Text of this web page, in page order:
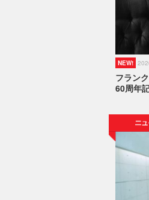
NEW!
フラン
60周年